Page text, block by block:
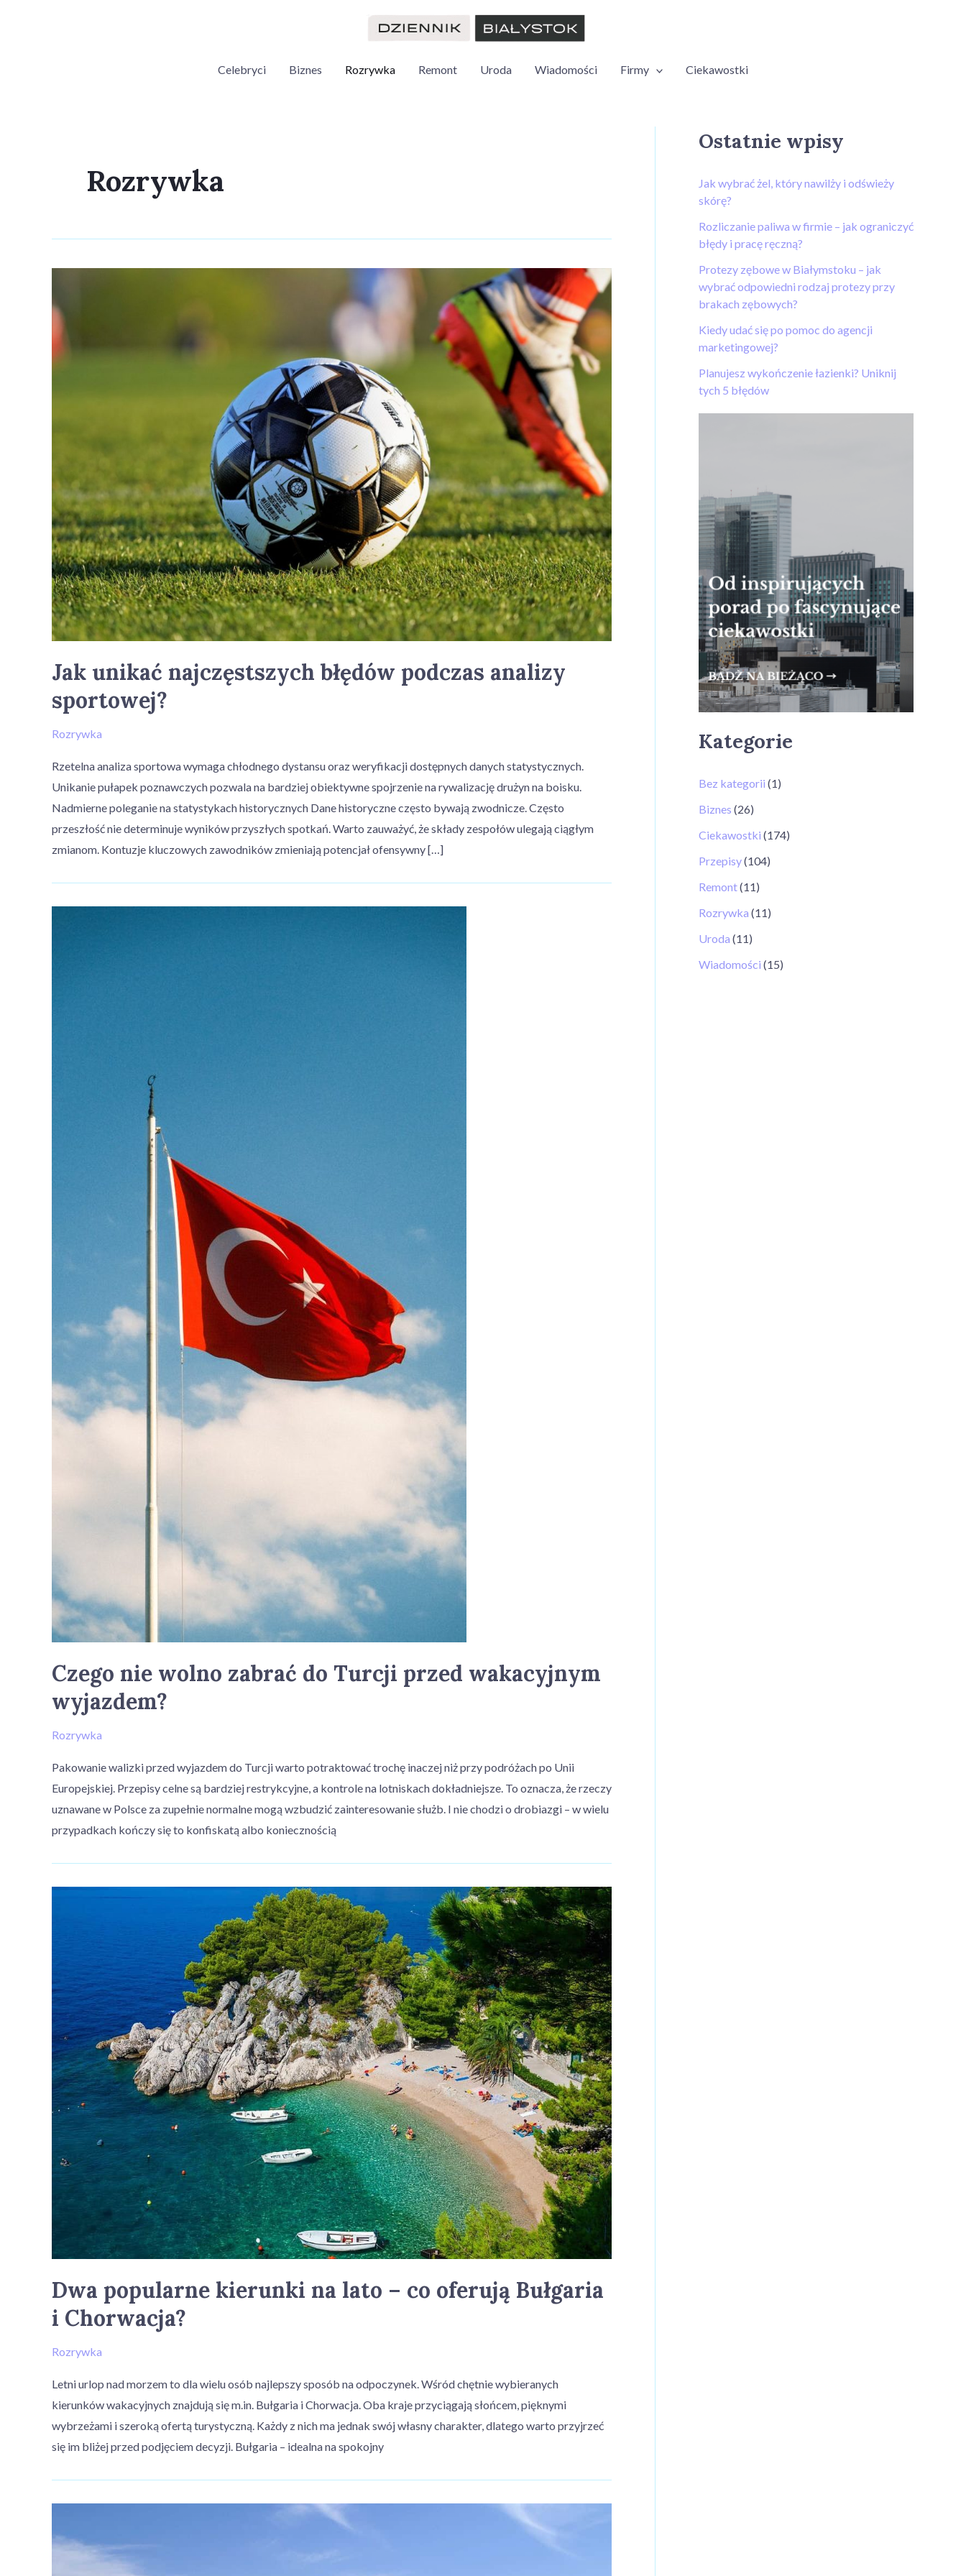
Celebryci
Biznes Rozrywka Remont Uroda Wiadomości Firmy Ciekawostki
Rozrywka
Jak unikać najczęstszych błędów podczas analizy
sportowej?
Rozrywka
Rzetelna analiza sportowa wymaga chłodnego dystansu oraz weryfikacji dostępnych danych statystycznych.
Unikanie pułapek poznawczych pozwala na bardziej obiektywne spojrzenie na rywalizację drużyn na boisku.
Nadmierne poleganie na statystykach historycznych Dane historyczne często bywają zwodnicze. Często
przeszłość nie determinuje wyników przyszłych spotkań. Warto zauważyć, że składy zespołów ulegają ciągłym
zmianom. Kontuzje kluczowych zawodników zmieniają potencjał ofensywny […]
Czego nie wolno zabrać do Turcji przed wakacyjnym
wyjazdem?
Rozrywka
Pakowanie walizki przed wyjazdem do Turcji warto potraktować trochę inaczej niż przy podróżach po Unii
Europejskiej. Przepisy celne są bardziej restrykcyjne, a kontrole na lotniskach dokładniejsze. To oznacza, że rzeczy
uznawane w Polsce za zupełnie normalne mogą wzbudzić zainteresowanie służb. I nie chodzi o drobiazgi – w wielu
przypadkach kończy się to konfiskatą albo koniecznością
Dwa popularne kierunki na lato – co oferują Bułgaria
i Chorwacja?
Rozrywka
Letni urlop nad morzem to dla wielu osób najlepszy sposób na odpoczynek. Wśród chętnie wybieranych
kierunków wakacyjnych znajdują się m.in. Bułgaria i Chorwacja. Oba kraje przyciągają słońcem, pięknymi
wybrzeżami i szeroką ofertą turystyczną. Każdy z nich ma jednak swój własny charakter, dlatego warto przyjrzeć
się im bliżej przed podjęciem decyzji. Bułgaria – idealna na spokojny
Ostatnie wpisy
Jak wybrać żel, który nawilży i odświeży
skórę?
Rozliczanie paliwa w firmie – jak ograniczyć
błędy i pracę ręczną?
Protezy zębowe w Białymstoku – jak
wybrać odpowiedni rodzaj protezy przy
brakach zębowych?
Kiedy udać się po pomoc do agencji
marketingowej?
Planujesz wykończenie łazienki? Uniknij
tych 5 błędów
Kategorie
Bez kategorii (1)
Biznes (26)
Ciekawostki (174)
Przepisy(104)
Remont(11)
Rozrywka (11)
Uroda (11)
Wiadomości (15)